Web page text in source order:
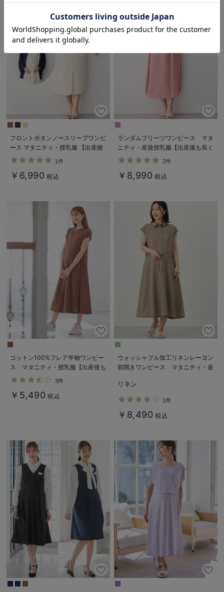
フロントボタンノースリーブワンピ
ース マタニティ・授乳服 【出産後
も長く使える】
1件
￥6,990 税込
ランダムプリーツワンピース マタ
ニティ・産後授乳服【出産後も長く
使える】
2件
￥8,990 税込
コットン100%フレア半袖ワンピー
ス マタニティ・授乳服【出産後も
長く使える】
3件
￥5,490 税込
ウォッシャブル加工リネンレーヨン
前開きワンピース マタニティ・産
リネン
1件
￥8,490 税込
お気に入り商品を確認する